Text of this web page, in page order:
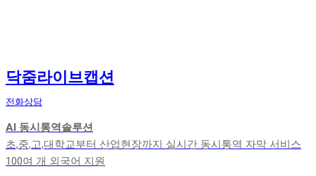
닥줌라이브캡션
전화상담
AI 동시통역솔루션
초,중,고,대학교부터 산업현장까지 실시간 동시통역 자막 서비스
100여 개 외국어 지원